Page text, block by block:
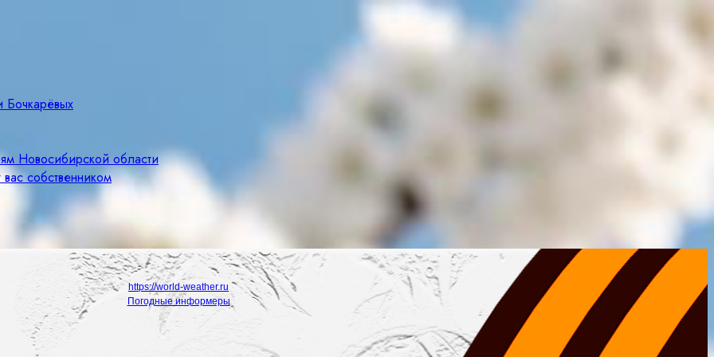
Бочкарёвых
Новосибирской области
собственником
https://world-weather.ru
Погодные информеры